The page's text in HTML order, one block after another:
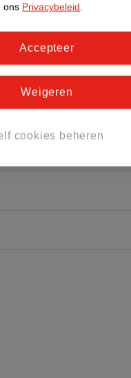
Alle Rust en ontspanning
ons Privacybeleid.
cookies beheren
Weigeren
Accepteer